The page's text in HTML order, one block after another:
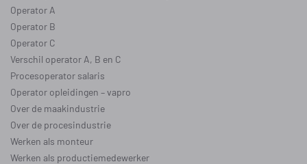
Operator A
Operator B
Operator C
Verschil operator A, B en C
Procesoperator salaris
Operator opleidingen –vapro
Over de maakindustrie
Over de procesindustrie
Werken als monteur
Werken als productiemedewerker